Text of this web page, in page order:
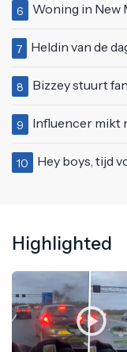
6 Woning in New
7 Heldin van de dag
8 Bizzey stuurt fan
9 Influencer mikt
10 Hey boys, tijd
Highlighted